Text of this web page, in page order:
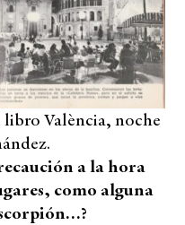
València, noche
a la hora
como alguna